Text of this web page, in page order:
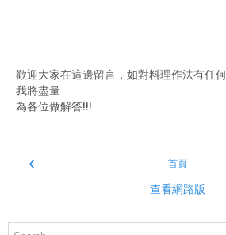
歡迎大家在這邊留言，如對料理作法有任何
我將盡量
為各位做解答!!!
‹ 首頁
查看網路版